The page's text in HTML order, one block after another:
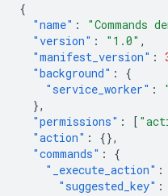
{
"name" : "Commands
"version" : "1.0" ,
"manifest_version" :
"background" :
{
"service_worker" :
},
"permissions" : [
"action" :
{},
"commands" :
{
"_execute_action" :
"suggested_key" :